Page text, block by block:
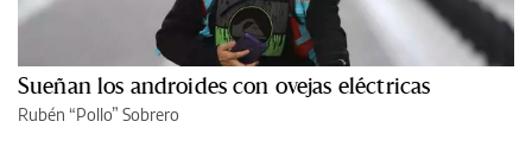
Sueñan los androides con ovejas eléctricas
Rubén “Pollo” Sobrero